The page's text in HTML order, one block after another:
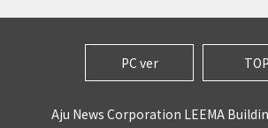
PC ver TOP
Aju News Corporation LEEMA